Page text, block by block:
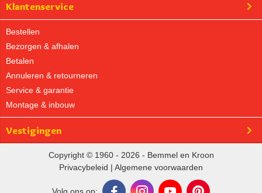
Klantenservice
Bestellen
Bezorgen & afhalen
Betalen
Annuleren & retourneren
Service & garantie
Montage & inbouw
Vestigingen
Copyright © 1960 - 2026 - Bemmel en Kroon
Privacybeleid | Algemene voorwaarden
Volg ons op: